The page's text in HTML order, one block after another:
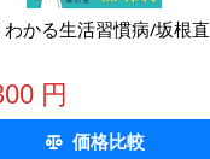
わかる生活習慣病/坂根直
円
価格比較